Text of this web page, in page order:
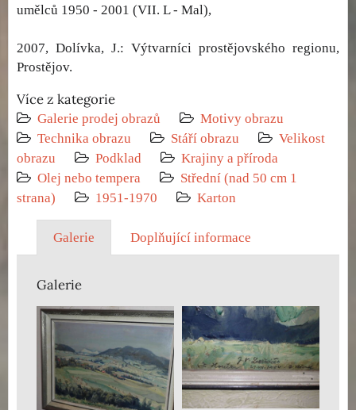
umělců 1950 - 2001 (VII. L - Mal),
2007, Dolívka, J.: Výtvarníci prostějovského regionu,
Prostějov.
Více z kategorie
Galerie prodej obrazů
Motivy obrazu
Technika obrazu
Stáří obrazu
Velikost
obrazu
Podklad
Krajiny a příroda
Olej nebo tempera
Střední (nad 50 cm 1
strana)
1951-1970 Karton
Galerie Doplňující informace
Galerie